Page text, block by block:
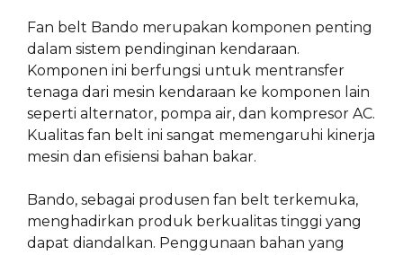
Fan belt Bando merupakan komponen penting
dalam sistem pendinginan kendaraan.
Komponen ini berfungsi untuk mentransfer
tenaga dari mesin kendaraan ke komponen lain
seperti alternator, pompa air, dan kompresor AC.
Kualitas fan belt ini sangat memengaruhi kinerja
mesin dan efisiensi bahan bakar.
Bando, sebagai produsen fan belt terkemuka,
menghadirkan produk berkualitas tinggi yang
dapat diandalkan. Penggunaan bahan yang